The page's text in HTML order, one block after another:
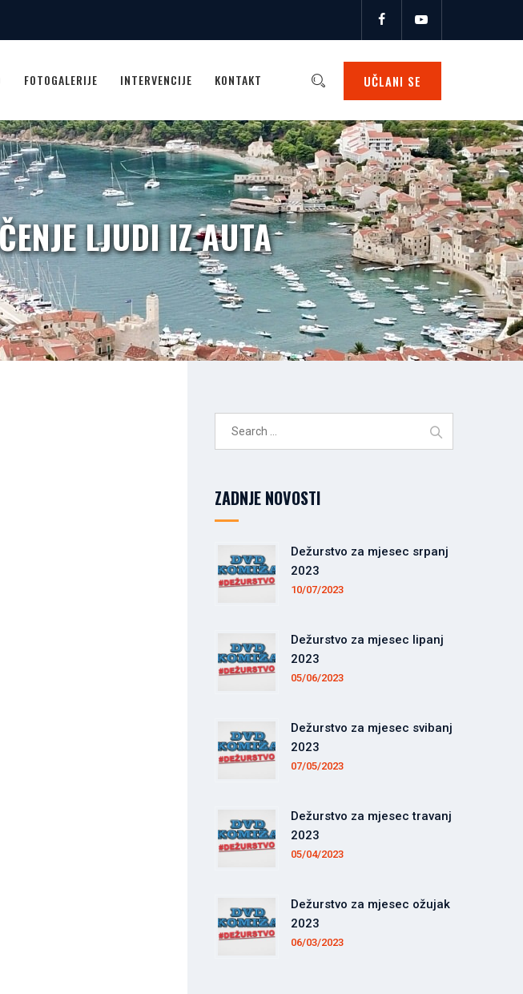
UČLANI SE
FOTOGALERIJE INTERVENCIJE KONTAKT
LJUDI IZ AUTA
ZADNJE NOVOSTI
Dežurstvo za mjesec srpanj
2023
10/07/2023
Dežurstvo za mjesec lipanj
2023
05/06/2023
Dežurstvo za mjesec svibanj
2023
07/05/2023
Dežurstvo za mjesec travanj
2023
05/04/2023
Dežurstvo za mjesec ožujak
2023
06/03/2023